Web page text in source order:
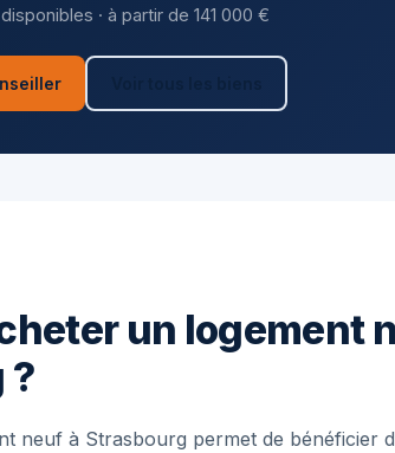
· à partir de 141 000 €
un logement
?
neuf à Strasbourg permet de bénéficier